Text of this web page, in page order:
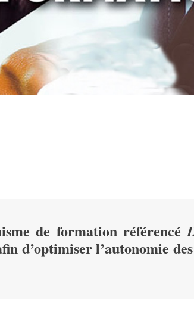
de formation référencé
d’optimiser l’autonomie